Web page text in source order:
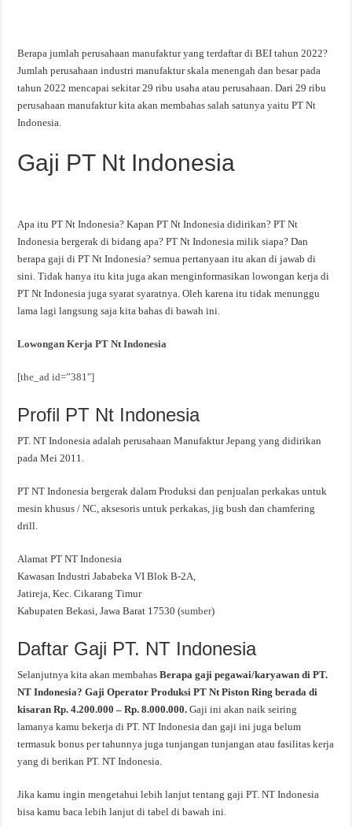
Berapa jumlah perusahaan manufaktur yang terdaftar di BEI tahun 2022?
Jumlah perusahaan industri manufaktur skala menengah dan besar pada
tahun 2022 mencapai sekitar 29 ribu usaha atau perusahaan. Dari 29 ribu
perusahaan manufaktur kita akan membahas salah satunya yaitu PT Nt
Indonesia.
Gaji PT Nt Indonesia
Apa itu PT Nt Indonesia? Kapan PT Nt Indonesia didirikan? PT Nt
Indonesia bergerak di bidang apa? PT Nt Indonesia milik siapa? Dan
berapa gaji di PT Nt Indonesia? semua pertanyaan itu akan di jawab di
sini. Tidak hanya itu kita juga akan menginformasikan lowongan kerja di
PT Nt Indonesia juga syarat syaratnya. Oleh karena itu tidak menunggu
lama lagi langsung saja kita bahas di bawah ini.
Lowongan Kerja PT Nt Indonesia
[the_ad id=”381″]
Profil PT Nt Indonesia
PT. NT Indonesia adalah perusahaan Manufaktur Jepang yang didirikan
pada Mei 2011.
PT NT Indonesia bergerak dalam Produksi dan penjualan perkakas untuk
mesin khusus / NC, aksesoris untuk perkakas, jig bush dan chamfering
drill.
Alamat PT NT Indonesia
Kawasan Industri Jababeka VI Blok B-2A,
Jatireja, Kec. Cikarang Timur
Kabupaten Bekasi, Jawa Barat 17530 (sumber)
Daftar Gaji PT. NT Indonesia
Selanjutnya kita akan membahasBerapa gaji pegawai/karyawan di PT.
NT Indonesia? Gaji Operator Produksi PT Nt Piston Ring berada di
kisaran Rp. 4.200.000 – Rp. 8.000.000. Gaji ini akan naik seiring
lamanya kamu bekerja di PT. NT Indonesia dan gaji ini juga belum
termasuk bonus per tahunnya juga tunjangan tunjangan atau fasilitas kerja
yang di berikan PT. NT Indonesia.
Jika kamu ingin mengetahui lebih lanjut tentang gaji PT. NT Indonesia
bisa kamu baca lebih lanjut di tabel di bawah ini.